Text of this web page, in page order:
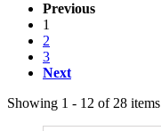
Previous
1
2
3
Next
Showing 1 - 12 of 28 items